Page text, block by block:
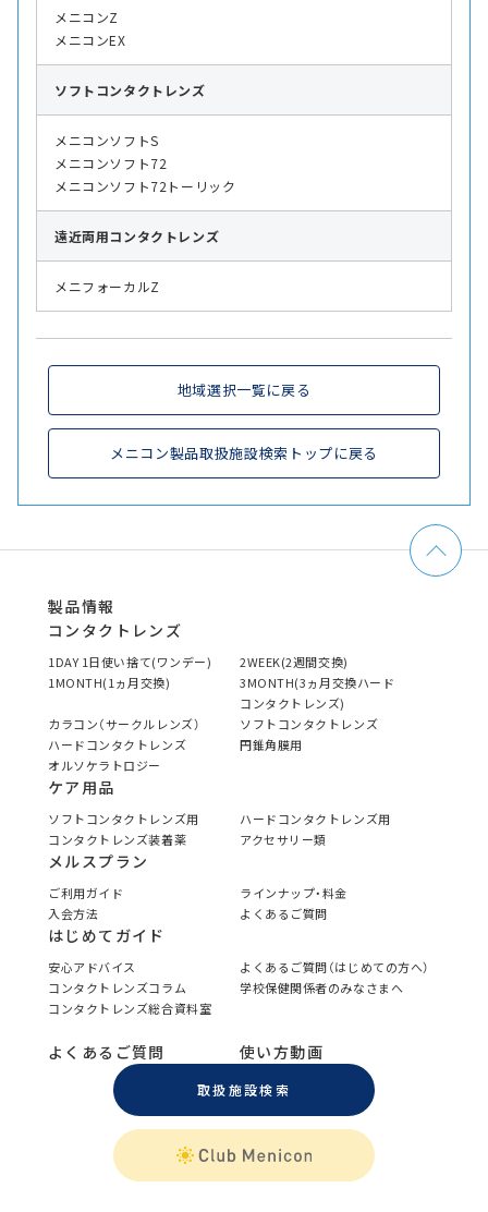
メニコンZ
メニコンEX
ソフト コンタクトレンズ
メニコンソフトS
メニコンソフト72
メニコンソフト72トーリック
遠近両用コンタクトレンズ
メニフォーカルZ
地域選択一覧に戻る
メニコン製品取扱施設検索トップに戻る
製品情報
コンタクトレンズ
1DAY 1日使い捨て(ワンデー)
2WEEK(2週間交換)
1MONTH(1ヵ月交換)
3MONTH(3ヵ月交換ハード
コンタクトレンズ)
カラコン（サークルレンズ）
ソフトコンタクトレンズ
ハードコンタクトレンズ
円錐角膜用
オルソケラトロジー
ケア用品
ソフトコンタクトレンズ用
ハードコンタクトレンズ用
コンタクトレンズ装着薬
アクセサリー類
メルスプラン
ご利用ガイド
ラインナップ・料金
入会方法
よくあるご質問
はじめてガイド
安心アドバイス
よくあるご質問（はじめての方へ）
コンタクトレンズコラム
学校保健関係者のみなさまへ
コンタクトレンズ総合資料室
よくあるご質問 使い方動画
取扱施設検索